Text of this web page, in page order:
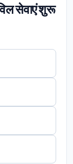
सेवाएं शुरू